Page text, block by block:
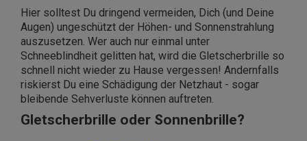
Hier solltest Du dringend vermeiden, Dich (und Deine
Augen) ungeschützt der Höhen- und Sonnenstrahlung
auszusetzen. Wer auch nur einmal unter
Schneeblindheit gelitten hat, wird die Gletscherbrille so
schnell nicht wieder zu Hause vergessen! Andernfalls
riskierst Du eine Schädigung der Netzhaut - sogar
bleibende Sehverluste können auftreten.
Gletscherbrille oder Sonnenbrille?